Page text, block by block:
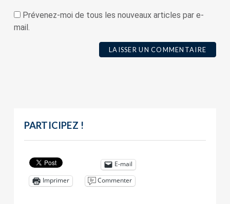
Prévenez-moi de tous les nouveaux articles par e-
mail.
PARTICIPEZ !
E-mail
Imprimer
Commenter